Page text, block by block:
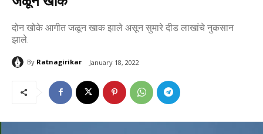
दोन खोके आगीत जळून खाक झाले असून सुमारे दीड लाखांचे नुकसान
झाले.
By Ratnagirikar January 18, 2022